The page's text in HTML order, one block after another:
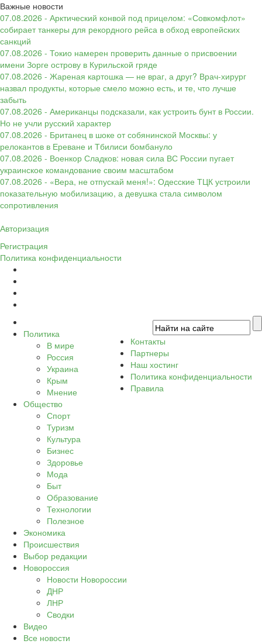
Важные новости
07.08.2026 - Арктический конвой под прицелом: «Совкомфлот»
собирает танкеры для рекордного рейса в обход европейских
санкций
07.08.2026 - Токио намерен проверить данные о присвоении
имени Зорге острову в Курильской гряде
07.08.2026 - Жареная картошка — не враг, а друг? Врач-хирург
назвал продукты, которые смело можно есть, и те, что лучше
забыть
07.08.2026 - Американцы подсказали, как устроить бунт в России.
Но не учли русский характер
07.08.2026 - Британец в шоке от собянинской Москвы: у
релокантов в Ереване и Тбилиси бомбануло
07.08.2026 - Военкор Сладков: новая сила ВС России пугает
украинское командование своим масштабом
07.08.2026 - «Вера, не отпускай меня!»: Одесские ТЦК устроили
показательную мобилизацию, а девушка стала символом
сопротивления
Авторизация
Регистрация
Политика конфиденциальности
Политика
В мире
Россия
Украина
Крым
Мнение
Общество
Спорт
Туризм
Культура
Бизнес
Здоровье
Мода
Быт
Образование
Технологии
Полезное
Экономика
Происшествия
Выбор редакции
Новороссия
Новости Новороссии
ДНР
ЛНР
Сводки
Видео
Все новости
Контакты
Партнеры
Наш хостинг
Политика конфиденциальности
Правила